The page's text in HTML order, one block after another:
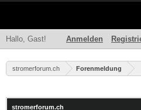
Hallo, Gast! Anmelden
stromerforum.ch Forenmeldung
stromerforum.ch